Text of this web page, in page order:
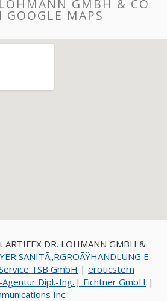
GMBH & CO
GOOGLE MAPS
DR. LOHMANN GMBH &
SANITÃ„RGROÃŸHANDLUNG E.
TSB GmbH | eroticstern
Agentur Dipl.-Ing. J. Fichtner GmbH |
Inc.